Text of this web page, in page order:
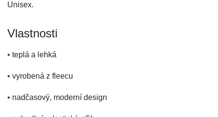
Unisex.
Vlastnosti
• teplá a lehká
• vyrobená z fleecu
• nadčasový, moderní design